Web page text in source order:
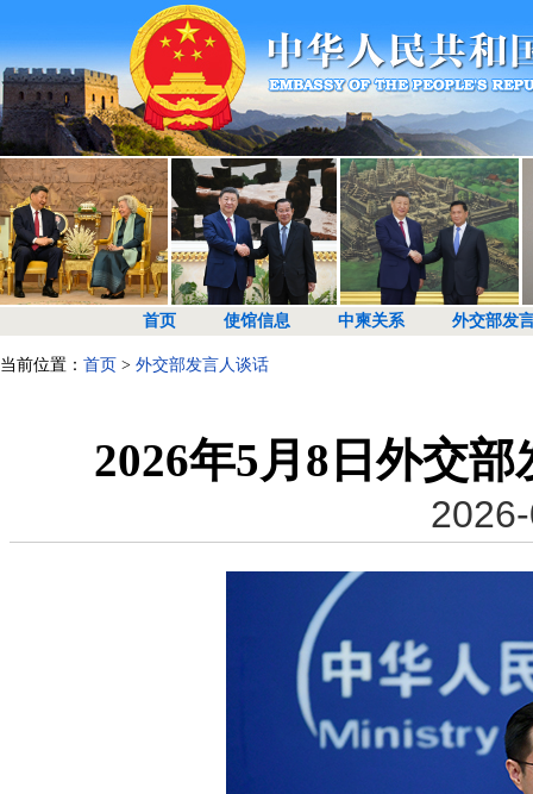
首页 使馆信息 中柬关系 外交部发
当前位置： 首页 > 外交部发言人谈话
2026年5月8日外交